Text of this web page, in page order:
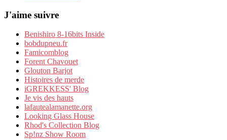
J'aime suivre
Benishiro 8-16bits Inside
bobdupneu.fr
Famicomblog
Forent Chavouet
Glouton Barjot
Histoires de merde
iGREKKESS' Blog
Je vis des hauts
lafautealamanette.org
Looking Glass House
Rhod's Collection Blog
Sp!nz Show Room